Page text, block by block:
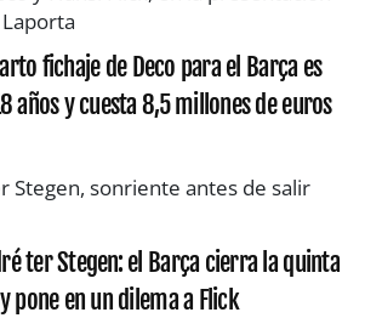
fichaje de Deco para el Barça es
años y cuesta 8,5 millones de euros
ter Stegen: el Barça cierra la quinta
pone en un dilema a Flick